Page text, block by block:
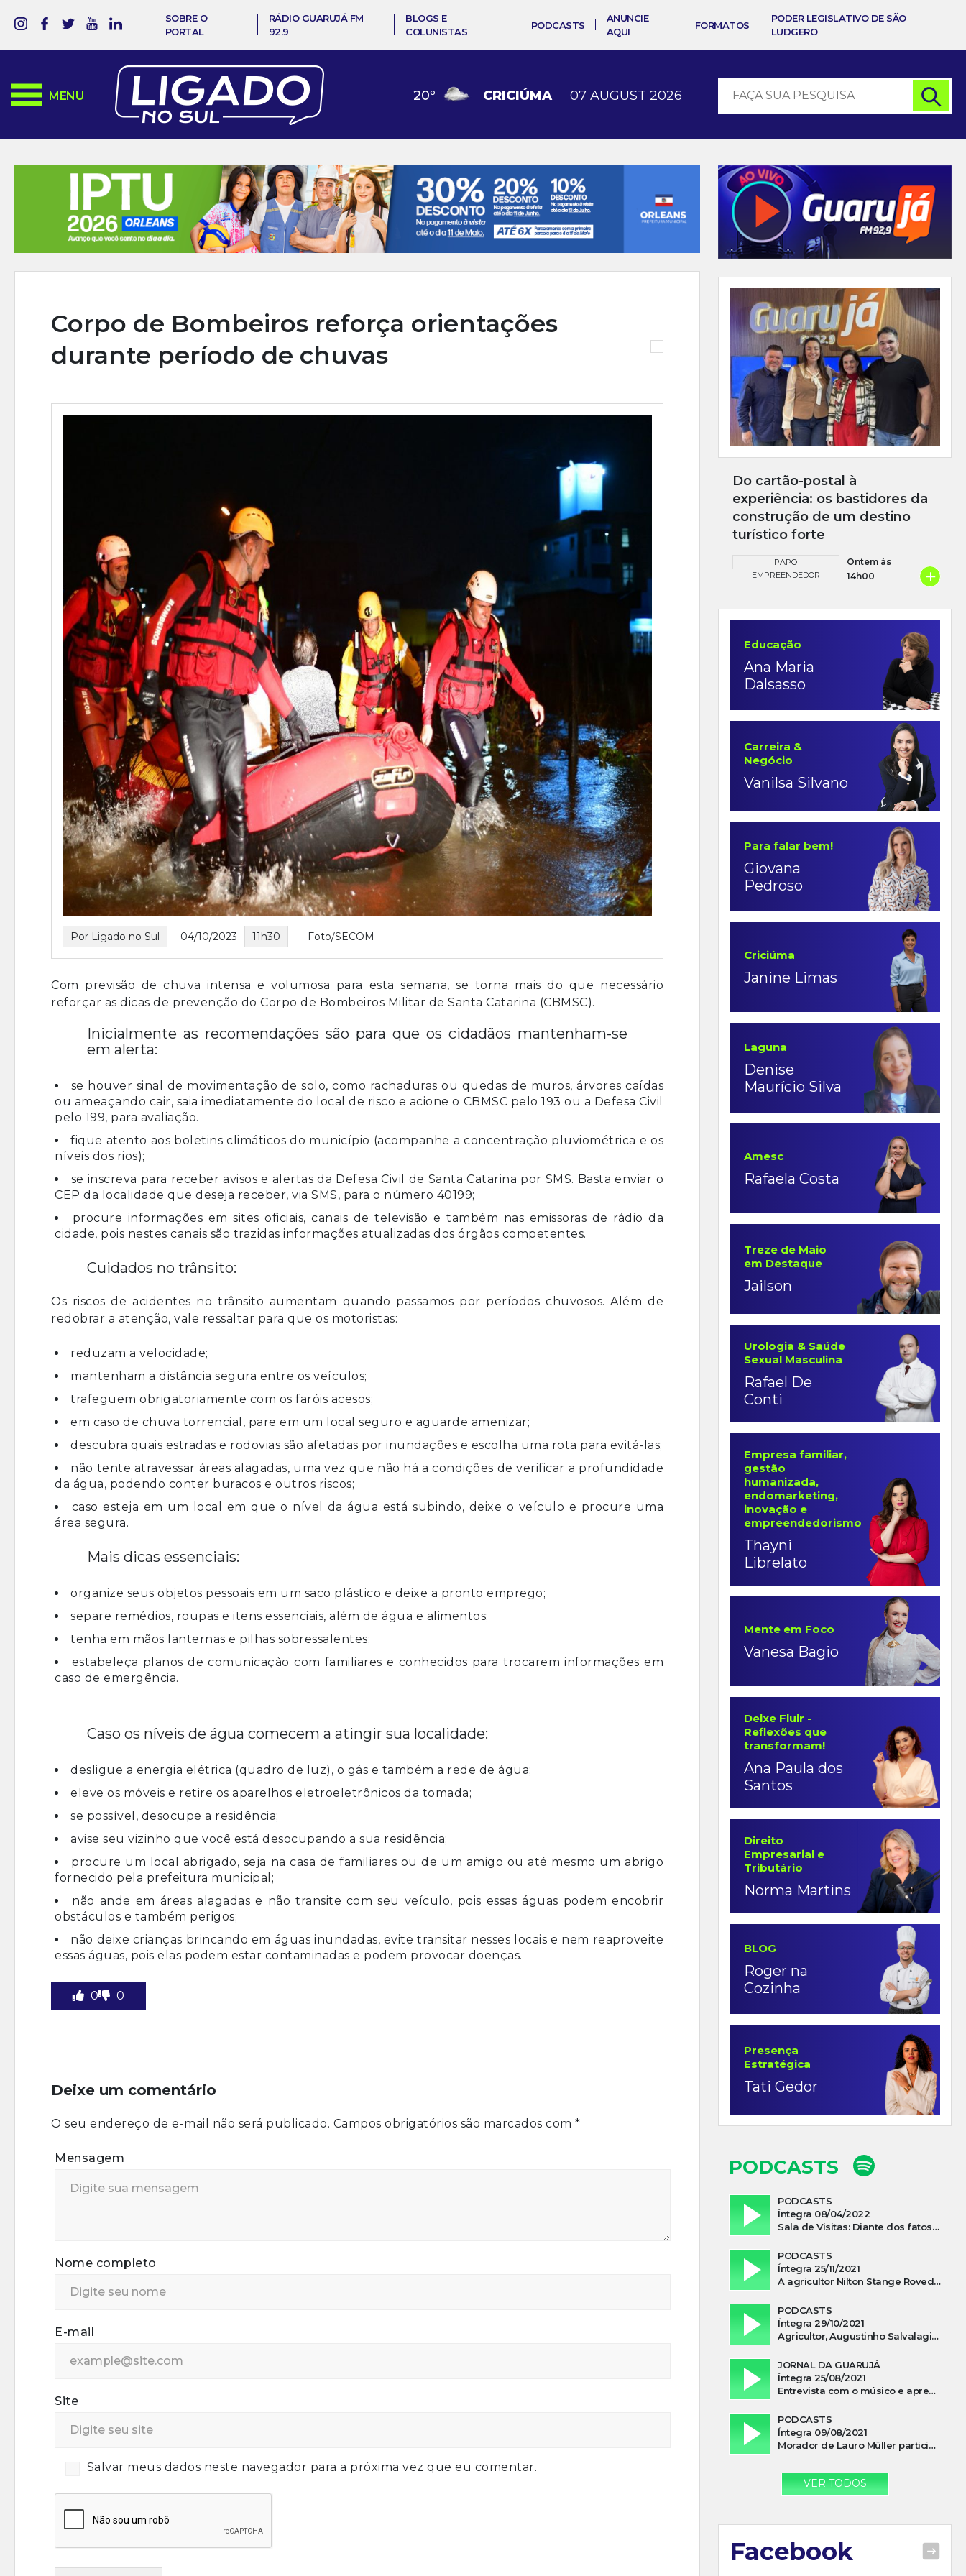
SOBRE O
PORTAL
RÁDIO GUARUJÁ FM
92.9
BLOGS E
COLUNISTAS
PODCASTS
ANUNCIE
AQUI
FORMATOS
PODER LEGISLATIVO DE SÃO
LUDGERO
MENU 20º CRICIÚMA 07 AUGUST 2026
Corpo de Bombeiros reforça orientações
durante período de chuvas
Por Ligado no Sul 04/10/2023 11h30 Foto/SECOM
Com previsão de chuva intensa e volumosa para esta semana, se torna mais do que necessário
reforçar as dicas de prevenção do Corpo de Bombeiros Militar de Santa Catarina (CBMSC).
Inicialmente as recomendações são para que os cidadãos mantenham-se
em alerta:
se houver sinal de movimentação de solo, como rachaduras ou quedas de muros, árvores caídas
ou ameaçando cair, saia imediatamente do local de risco e acione o CBMSC pelo 193 ou a Defesa Civil
pelo 199, para avaliação.
fique atento aos boletins climáticos do município (acompanhe a concentração pluviométrica e os
níveis dos rios);
se inscreva para receber avisos e alertas da Defesa Civil de Santa Catarina por SMS. Basta enviar o
CEP da localidade que deseja receber, via SMS, para o número 40199;
procure informações em sites oficiais, canais de televisão e também nas emissoras de rádio da
cidade, pois nestes canais são trazidas informações atualizadas dos órgãos competentes.
Cuidados no trânsito:
Os riscos de acidentes no trânsito aumentam quando passamos por períodos chuvosos. Além de
redobrar a atenção, vale ressaltar para que os motoristas:
reduzam a velocidade;
mantenham a distância segura entre os veículos;
trafeguem obrigatoriamente com os faróis acesos;
em caso de chuva torrencial, pare em um local seguro e aguarde amenizar;
descubra quais estradas e rodovias são afetadas por inundações e escolha uma rota para evitá-las;
não tente atravessar áreas alagadas, uma vez que não há a condições de verificar a profundidade
da água, podendo conter buracos e outros riscos;
caso esteja em um local em que o nível da água está subindo, deixe o veículo e procure uma
área segura.
Mais dicas essenciais:
organize seus objetos pessoais em um saco plástico e deixe a pronto emprego;
separe remédios, roupas e itens essenciais, além de água e alimentos;
tenha em mãos lanternas e pilhas sobressalentes;
estabeleça planos de comunicação com familiares e conhecidos para trocarem informações em
caso de emergência.
Caso os níveis de água comecem a atingir sua localidade:
desligue a energia elétrica (quadro de luz), o gás e também a rede de água;
eleve os móveis e retire os aparelhos eletroeletrônicos da tomada;
se possível, desocupe a residência;
avise seu vizinho que você está desocupando a sua residência;
procure um local abrigado, seja na casa de familiares ou de um amigo ou até mesmo um abrigo
fornecido pela prefeitura municipal;
não ande em áreas alagadas e não transite com seu veículo, pois essas águas podem encobrir
obstáculos e também perigos;
não deixe crianças brincando em águas inundadas, evite transitar nesses locais e nem reaproveite
essas águas, pois elas podem estar contaminadas e podem provocar doenças.
0 0
Deixe um comentário
O seu endereço de e-mail não será publicado. Campos obrigatórios são marcados com *
Mensagem
Nome completo
E-mail
Site
Salvar meus dados neste navegador para a próxima vez que eu comentar.
Do cartão-postal à
experiência: os bastidores da
construção de um destino
turístico forte
PAPO
EMPREENDEDOR
Ontem às
14h00
+
Educação
Ana Maria
Dalsasso
Carreira &
Negócio
Vanilsa Silvano
Para falar bem!
Giovana
Pedroso
Criciúma
Janine Limas
Laguna
Denise
Maurício Silva
Amesc
Rafaela Costa
Treze de Maio
em Destaque
Jailson
Urologia & Saúde
Sexual Masculina
Rafael De
Conti
Empresa familiar,
gestão
humanizada,
endomarketing,
inovação e
empreendedorismo
Thayni
Librelato
Mente em Foco
Vanesa Bagio
Deixe Fluir -
Reflexões que
transformam!
Ana Paula dos
Santos
Direito
Empresarial e
Tributário
Norma Martins
BLOG
Roger na
Cozinha
Presença
Estratégica
Tati Gedor
PODCASTS
PODCASTS
Íntegra 08/04/2022
Sala de Visitas: Diante dos fatos que influenciam a economia o que podemos esperar de 2022
PODCASTS
Íntegra 25/11/2021
A agricultor Nilton Stange Roveda, afirma ter recebido ajuda espiritual durante acidente
PODCASTS
Íntegra 29/10/2021
Agricultor, Augustinho Salvalagio, relata sobre aparição do Cavaleiro Negro no Rio das Furnas
JORNAL DA GUARUJÁ
Íntegra 25/08/2021
Entrevista com o músico e apresentador, Lismael Ferrareis, no Cidade e Campo
PODCASTS
Íntegra 09/08/2021
Morador de Lauro Müller participa de motociata em apoio a Bolsonaro
VER TODOS
Facebook